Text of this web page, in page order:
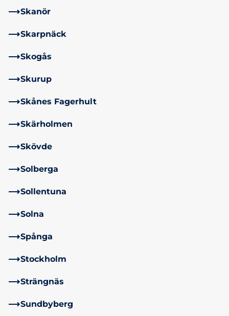
Skanör
Skarpnäck
Skogås
Skurup
Skånes Fagerhult
Skärholmen
Skövde
Solberga
Sollentuna
Solna
Spånga
Stockholm
Strängnäs
Sundbyberg